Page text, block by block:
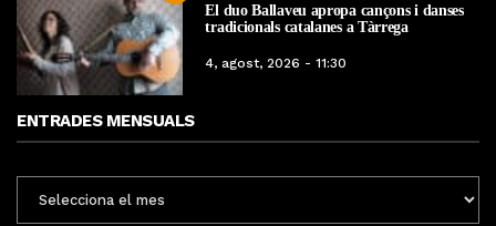
El duo Ballaveu apropa cançons i danses
tradicionals catalanes a Tàrrega
4, agost, 2026 - 11:30
ENTRADES MENSUALS
MENSUALS